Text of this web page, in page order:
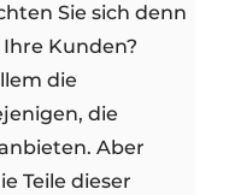
Sie sich denn
Kunden?
die
die
Aber
Teile dieser